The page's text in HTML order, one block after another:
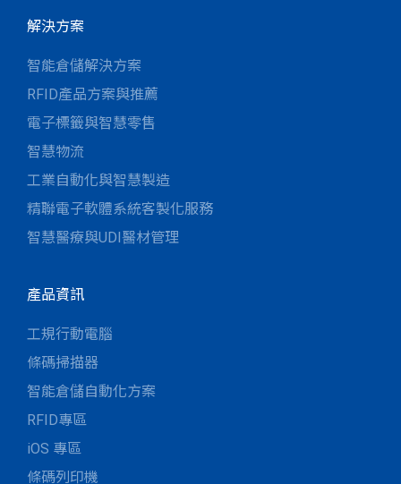
解決方案
智能倉儲解決方案
RFID產品方案與推薦
電子標籤與智慧零售
智慧物流
工業自動化與智慧製造
精聯電子軟體系統客製化服務
智慧醫療與UDI醫材管理
產品資訊
工規行動電腦
條碼掃描器
智能倉儲自動化方案
RFID專區
iOS 專區
條碼列印機